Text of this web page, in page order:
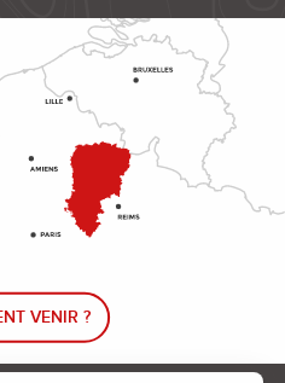
VENIR ?